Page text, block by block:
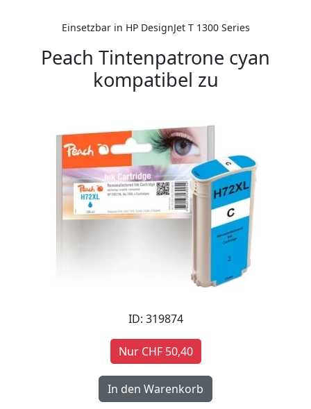
Einsetzbar in HP DesignJet T 1300 Series
Peach Tintenpatrone cyan
kompatibel zu
ID: 319874
Nur CHF 50,40